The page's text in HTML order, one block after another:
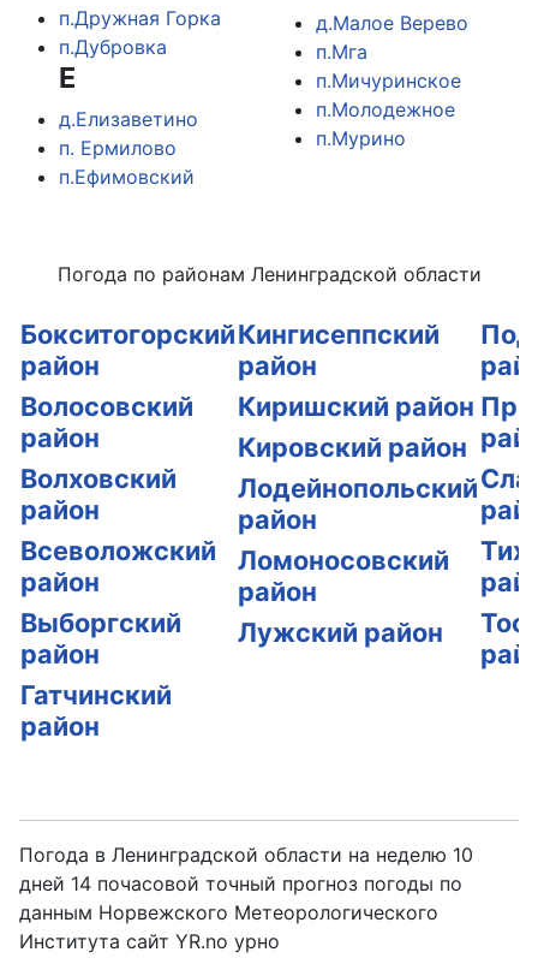
п.Дружная Горка
п.Дубровка
Е
д.Елизаветино
п. Ермилово
п.Ефимовский
д.Малое Верево
п.Мга
п.Мичуринское
п.Молодежное
п.Мурино
Погода по районам Ленинградской области
Бокситогорский
район
Волосовский
район
Волховский
район
Всеволожский
район
Выборгский
район
Гатчинский
район
Кингисеппский
район
Киришский район
Кировский район
Лодейнопольский
район
Ломоносовский
район
Лужский район
Погода в Ленинградской области на неделю 10
дней 14 почасовой точный прогноз погоды по
данным Норвежского Метеорологического
Института сайт YR.no урно